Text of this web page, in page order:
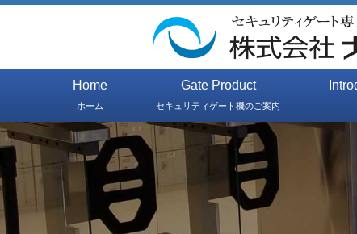
Home
ホーム
Gate Product
セキュリティゲート機のご案内